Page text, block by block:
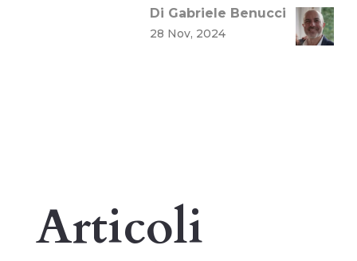
Di Gabriele Benucci
28 Nov, 2024
Articoli